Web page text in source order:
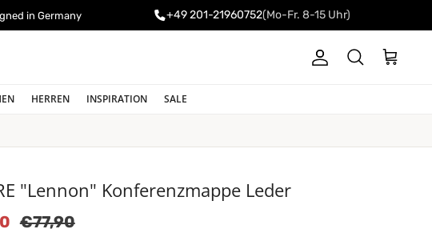
in Germany +49 201-21960752(Mo-Fr. 8-15 Uhr)
KontoSuchen
HERREN INSPIRATION SALE
"Lennon" Konferenzmappe Leder
Normaler Preis
€77,90